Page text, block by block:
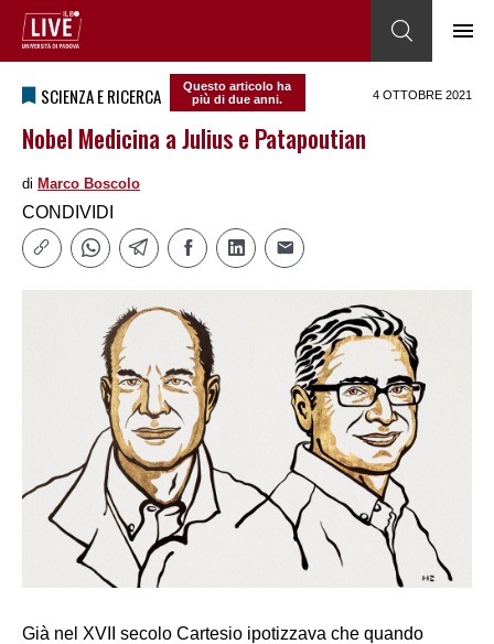
SCIENZA E RICERCA
Questo articolo ha
più di due anni.
4 OTTOBRE 2021
Nobel Medicina a Julius e Patapoutian
di Marco Boscolo
CONDIVIDI
Già nel XVII secolo Cartesio ipotizzava che quando